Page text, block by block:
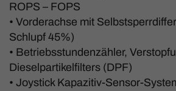
ROPS – FOPS
• Vorderachse mit
Schlupf 45%)
• Betriebsstundenzähler,
Dieselpartikelfilters (DPF)
• Joystick Kapazitiv-Sensor-